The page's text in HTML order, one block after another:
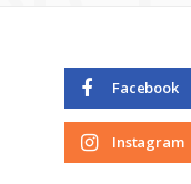
Facebook
Instagram